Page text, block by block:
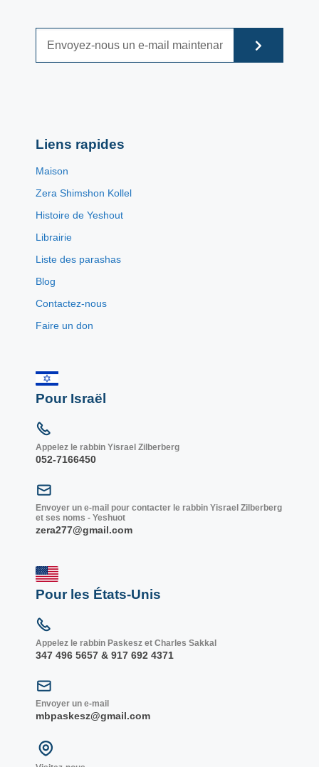
Liens rapides
Maison
Zera Shimshon Kollel
Histoire de Yeshout
Librairie
Liste des parashas
Blog
Contactez-nous
Faire un don
Pour Israël
Appelez le rabbin Yisrael Zilberberg
052-7166450
Envoyer un e-mail pour contacter le rabbin Yisrael Zilberberg
et ses noms - Yeshuot
zera277@gmail.com
Pour les États-Unis
Appelez le rabbin Paskesz et Charles Sakkal
347 496 5657 & 917 692 4371
Envoyer un e-mail
mbpaskesz@gmail.com